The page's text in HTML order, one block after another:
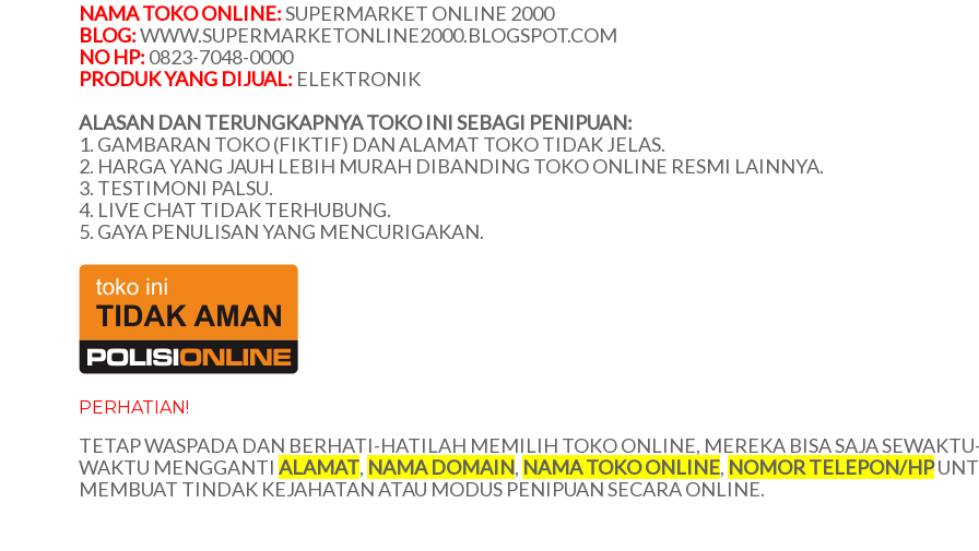
NAMA TOKO ONLINE:SUPERMARKET ONLINE 2000
BLOG:WWW.SUPERMARKETONLINE2000.BLOGSPOT.COM
NO HP: 0823-7048-0000
PRODUK YANG DIJUAL: ELEKTRONIK
ALASAN DAN TERUNGKAPNYA TOKO INI SEBAGI PENIPUAN:
1. GAMBARAN TOKO (FIKTIF) DAN ALAMAT TOKO TIDAK JELAS.
2. HARGA YANG JAUH LEBIH MURAH DIBANDING TOKO ONLINE RESMI LAINNYA.
3. TESTIMONI PALSU.
4. LIVE CHAT TIDAK TERHUBUNG.
5. GAYA PENULISAN YANG MENCURIGAKAN.
PERHATIAN!
TETAP WASPADA DAN BERHATI-HATILAH MEMILIH TOKO ONLINE, MEREKA BISA SAJA
WAKTU MENGGANTI ALAMAT, NAMA DOMAIN, NAMA TOKO ONLINE, NOMOR TELEPON/HP
MEMBUAT TINDAK KEJAHATAN ATAU MODUS PENIPUAN SECARA ONLINE.